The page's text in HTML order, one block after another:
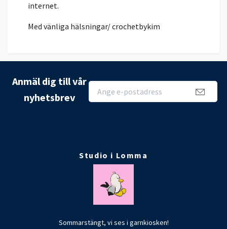
internet.
Med vänliga hälsningar/ crochetbykim
Anmäl dig till vår
nyhetsbrev
Studio i Lomma
Sommarstängt, vi ses i garnkiosken!